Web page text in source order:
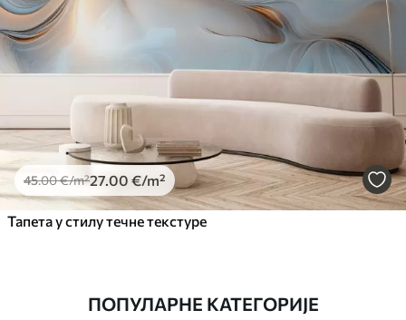
45.00€/m²27.00 €/m²
Тапета у стилу течне текстуре
ПОПУЛАРНЕ КАТЕГОРИЈЕ